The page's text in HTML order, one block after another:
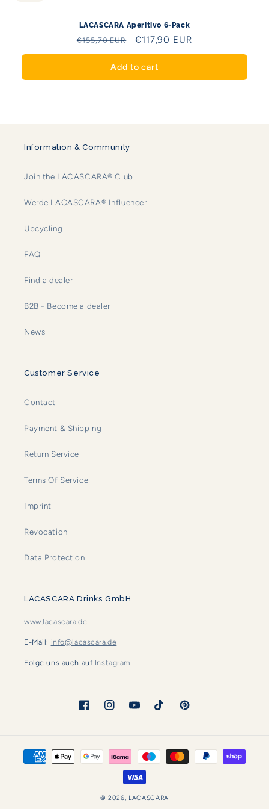
LACASCARA Aperitivo 6-Pack
Regular
price
€155,70 EUR
Sale
price
€117,90 EUR
Add to cart
Information & Community
Join the LACASCARA® Club
Werde LACASCARA® Influencer
Upcycling
FAQ
Find a dealer
B2B - Become a dealer
News
Customer Service
Contact
Payment & Shipping
Return Service
Terms Of Service
Imprint
Revocation
Data Protection
LACASCARA Drinks GmbH
www.lacascara.de
E-Mail: info@lacascara.de
Folge uns auch auf Instagram
FacebookInstagramYouTubeTikTok Pinterest
Payment
methods
© 2026, LACASCARA